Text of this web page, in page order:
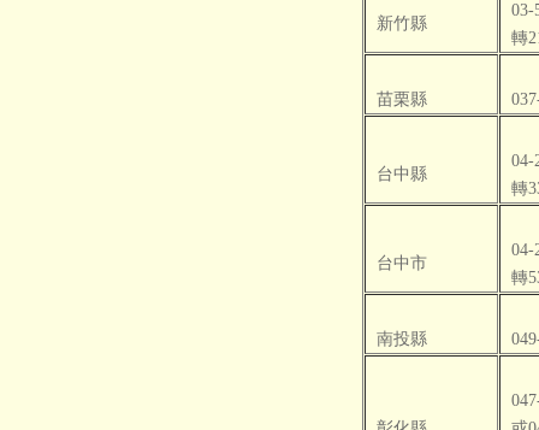
新竹縣
03-
轉
苗栗縣
台中縣
04-
轉
台中市
04-
轉
南投縣